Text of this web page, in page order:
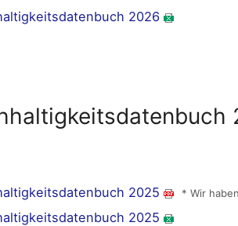
2026
2025 * Wir
2025